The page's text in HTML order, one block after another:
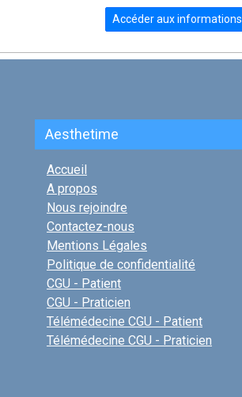
Accéder aux informations
Aesthetime
Accueil
A propos
Nous rejoindre
Contactez-nous
Mentions Légales
Politique de confidentialité
CGU - Patient
CGU - Praticien
Télémédecine CGU - Patient
Télémédecine CGU - Praticien